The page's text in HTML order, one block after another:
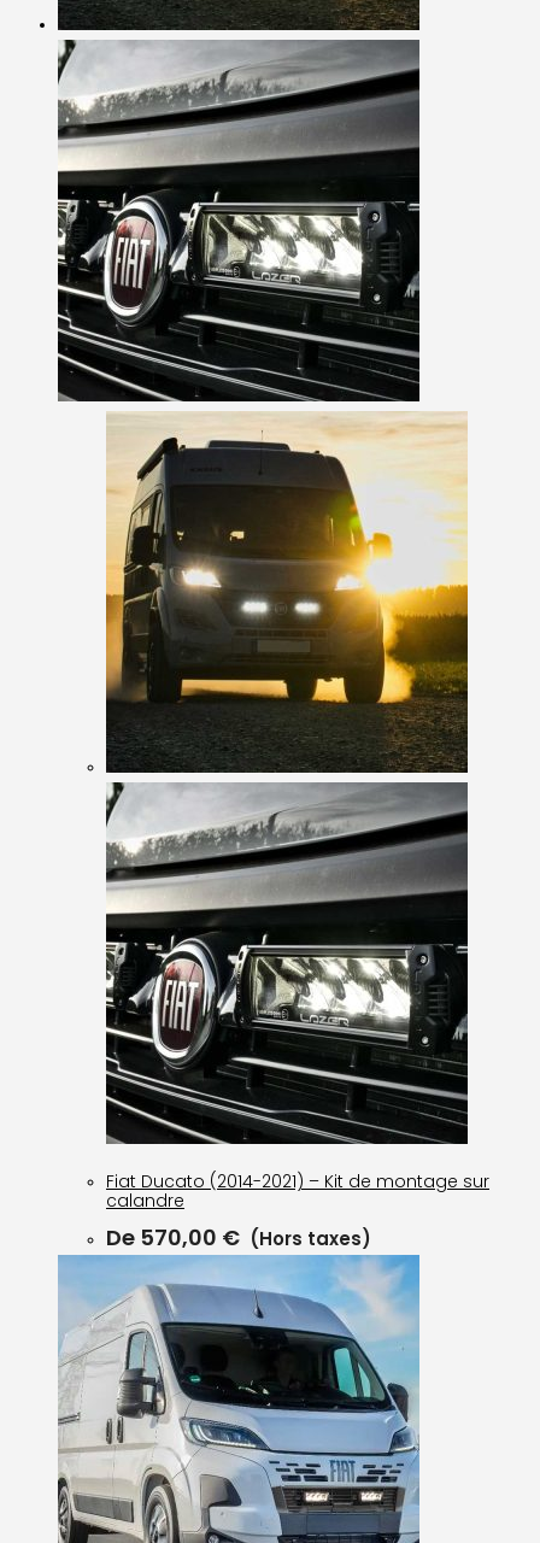
Fiat Ducato (2014-2021) – Kit de montage sur
calandre
De 570,00 € (Hors taxes)